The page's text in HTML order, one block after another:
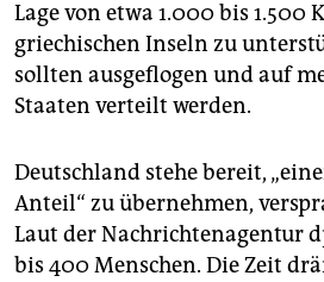
genossenschaft
epaper login
Lage von etwa 1.000 bis 1.500
griechischen Inseln zu
sollten ausgeflogen und auf
Staaten verteilt werden.
Deutschland stehe bereit,
Anteil“ zu übernehmen,
Laut der Nachrichtenagentur
bis 400 Menschen. Die Zeit